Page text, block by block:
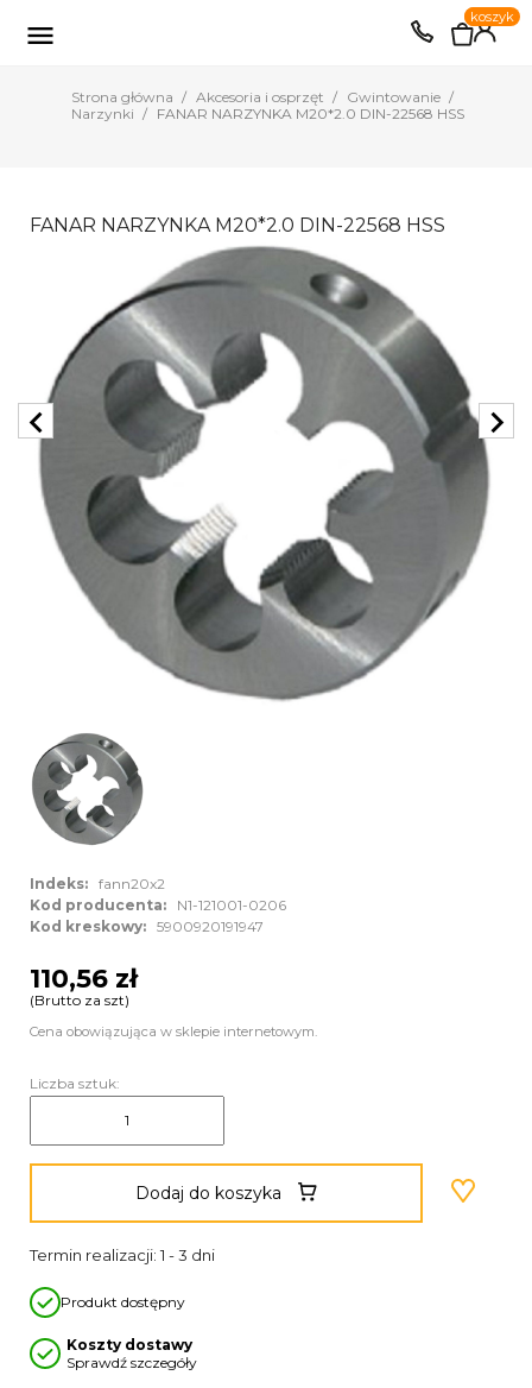
EUR PLN

0
koszyk
Strona główna Akcesoria i osprzęt
Gwintowanie
Narzynki
FANAR NARZYNKA M20*2.0 DIN-22568 HSS
FANAR NARZYNKA M20*2.0 DIN-22568 HSS
chevron_left chevron_right
Indeks: fann20x2
Kod producenta:
N1-121001-0206
Kod kreskowy: 5900920191947
110,56 zł
(Brutto za szt)
Cena obowiązująca w sklepie internetowym.
Liczba sztuk:
Dodaj do koszyka
Termin realizacji: 1 - 3 dni
Produkt dostępny
Koszty dostawy
Sprawdź szczegóły